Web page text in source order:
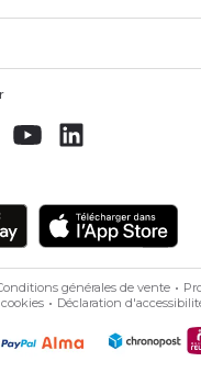
générales de vente
Déclaration